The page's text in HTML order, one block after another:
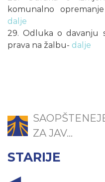
komunalno
dalje
29. Odluka o davanju
prava na žalbu- dalje
ZA JAV...
STARIJE